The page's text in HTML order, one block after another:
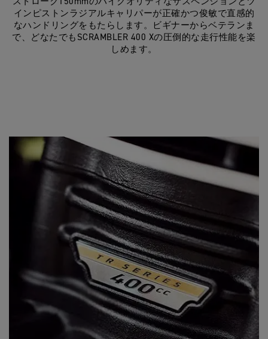
インピストンラジアルキャリパーが正確かつ俊敏で直感的
なハンドリングをもたらします。ビギナーからベテランま
で、どなたでもSCRAMBLER 400 Xの圧倒的な走行性能を楽
しめます。